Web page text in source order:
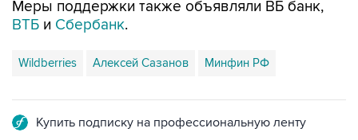
Меры поддержки также объявляли ВБ банк,
ВТБ и Сбербанк.
Wildberries Алексей Сазанов Минфин РФ
Купить подписку на профессиональную ленту